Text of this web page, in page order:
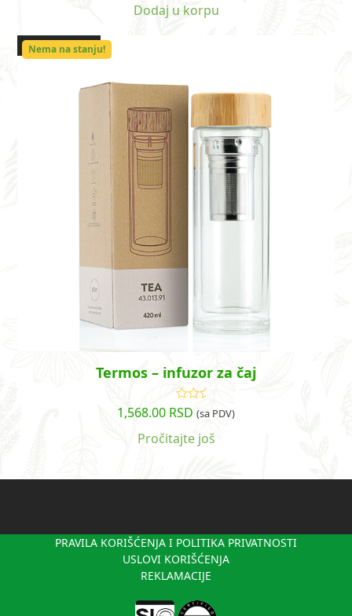
Dodaj u korpu
OUT OF STOCK
Nema na stanju!
Termos – infuzor za čaj
Ocenjeno
sa4.43
od 5
1,568.00 RSD (sa PDV)
Pročitajte još
PRAVILA KORIŠĆENJA I POLITIKA PRIVATNOSTI
USLOVI KORIŠĆENJA
REKLAMACIJE